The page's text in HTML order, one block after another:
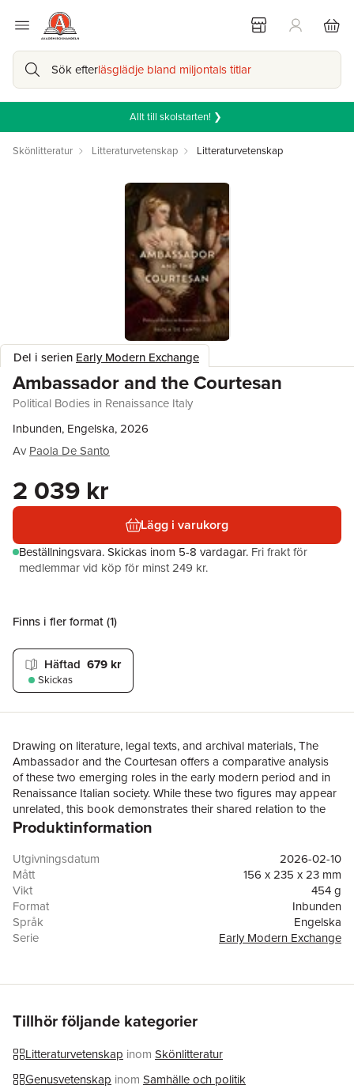
Sök efterläsglädje bland miljontals titlar
Allt till skolstarten! ❯
Skönlitteratur Litteraturvetenskap Litteraturvetenskap
Del i serien Early Modern Exchange
Ambassador and the Courtesan
Political Bodies in Renaissance Italy
Inbunden, Engelska, 2026
Av Paola De Santo
2 039 kr
Lägg i varukorg
Beställningsvara.Skickas inom 5-8 vardagar. Fri frakt för
medlemmar vid köp för minst 249 kr.
Finns i fler format (1)
Häftad 679 kr
Skickas
Drawing on literature, legal texts, and archival materials, The
Ambassador and the Courtesan offers a comparative analysis
of these two emerging roles in the early modern period and in
Renaissance Italian society. While these two figures may appear
unrelated, this book demonstrates their shared relation to the
body politic, including the relationship of their very bodies to
ambassador as traveling from one center of power to another,
gathering news and disseminating it in writing, as well as
negotiating in person. The courtesan, in contrast, is normally
imagined employing her body in the service of entertaining elite
clients in the enclosed space of the urban salon. These
characterizations reinforce their very different roles in
they were integral to the concurrent emergence of a modern
state.
Produktinformation
Utgivningsdatum
2026-02-10
Mått
156 x 235 x 23 mm
Vikt
454 g
Format
Inbunden
Språk
Engelska
Serie
Early Modern Exchange
ISBN
9781644534168
Tillhör följande kategorier
Litteraturvetenskap inom Skönlitteratur
Genusvetenskap inom Samhälle och politik